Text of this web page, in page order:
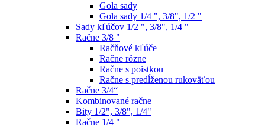
Gola sady
Gola sady 1/4 ", 3/8", 1/2 "
Sady kľúčov 1/2 ", 3/8", 1/4 "
Račne 3/8 "
Račňové kľúče
Račne rôzne
Račne s poistkou
Račne s predĺženou rukoväťou
Račne 3/4“
Kombinované račne
Bity 1/2", 3/8", 1/4"
Račne 1/4 "